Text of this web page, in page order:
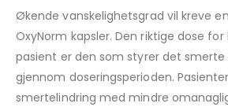
Økende vanskelighetsgrad vil kreve
OxyNorm kapsler. Den riktige dose
pasient er den som styrer det
gjennom doseringsperioden.
smertelindring med mindre